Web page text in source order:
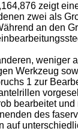
zeigt
zwei als
an den
weniger
Werkzeug
1 zur
bearbeitet
des
auf